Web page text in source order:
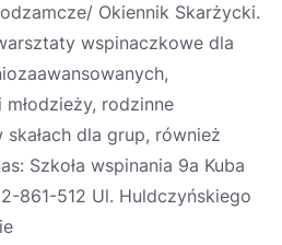
Okiennik Skarżycki.
wspinaczkowe dla
rodzinne
dla grup, również
Szkoła wspinania 9a Kuba
861-512 Ul. Huldczyńskiego